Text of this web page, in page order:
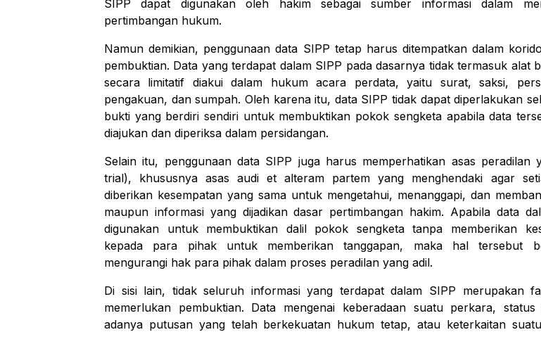
SIPP dapat digunakan oleh hakim sebagai sumber informasi dalam
pertimbangan hukum.
Namun demikian, penggunaan data SIPP tetap harus ditempatkan dalam
pembuktian. Data yang terdapat dalam SIPP pada dasarnya tidak termasuk alat
secara limitatif diakui dalam hukum acara perdata, yaitu surat, saksi,
pengakuan, dan sumpah. Oleh karena itu, data SIPP tidak dapat diperlakukan
bukti yang berdiri sendiri untuk membuktikan pokok sengketa apabila data
diajukan dan diperiksa dalam persidangan.
Selain itu, penggunaan data SIPP juga harus memperhatikan asas peradilan
trial), khususnya asasaudi et alteram partem yang menghendaki agar
diberikan kesempatan yang sama untuk mengetahui, menanggapi, dan
maupun informasi yang dijadikan dasar pertimbangan hakim. Apabila data
digunakan untuk membuktikan dalil pokok sengketa tanpa memberikan
kepada para pihak untuk memberikan tanggapan, maka hal tersebut
mengurangi hak para pihak dalam proses peradilan yang adil.
Di sisi lain, tidak seluruh informasi yang terdapat dalam SIPP merupakan
memerlukan pembuktian. Data mengenai keberadaan suatu perkara, status
adanya putusan yang telah berkekuatan hukum tetap, atau keterkaitan